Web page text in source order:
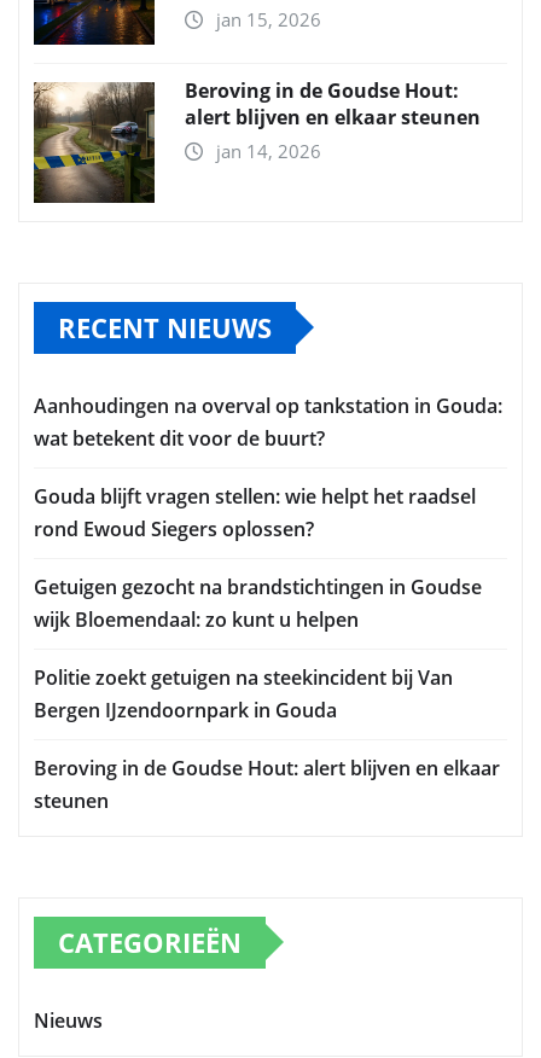
jan 15, 2026
Beroving in de Goudse Hout:
alert blijven en elkaar steunen
jan 14, 2026
RECENT NIEUWS
Aanhoudingen na overval op tankstation in Gouda:
wat betekent dit voor de buurt?
Gouda blijft vragen stellen: wie helpt het raadsel
rond Ewoud Siegers oplossen?
Getuigen gezocht na brandstichtingen in Goudse
wijk Bloemendaal: zo kunt u helpen
Politie zoekt getuigen na steekincident bij Van
Bergen IJzendoornpark in Gouda
Beroving in de Goudse Hout: alert blijven en elkaar
steunen
CATEGORIEËN
Nieuws